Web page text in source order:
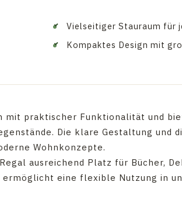
Vielseitiger Stauraum für
Kompaktes Design mit
mit praktischer Funktionalität und
Die klare Gestaltung und
Wohnkonzepte.
ausreichend Platz für Bücher,
eine flexible Nutzung in